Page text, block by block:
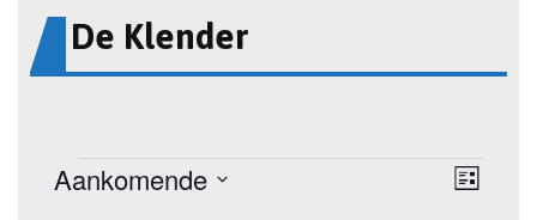
De Klender